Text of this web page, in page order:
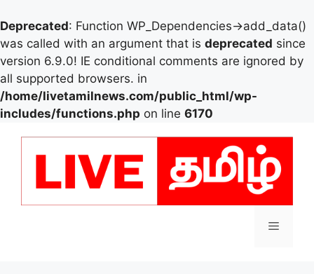
Deprecated: Function WP_Dependencies->add_data()
was called with an argument that is deprecated since
version 6.9.0! IE conditional comments are ignored by
all supported browsers. in
/home/livetamilnews.com/public_html/wp-
includes/functions.php on line 6170
Menu